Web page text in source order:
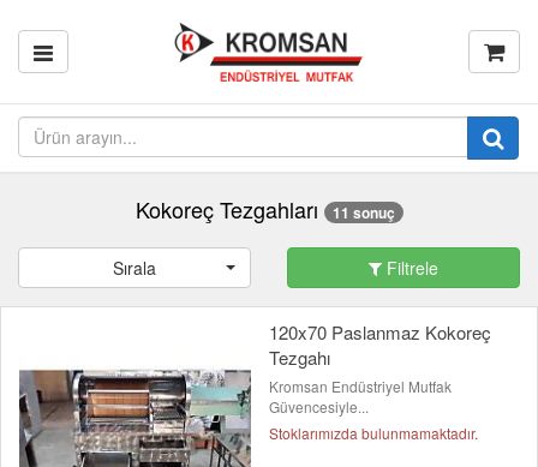
Kokoreç Tezgahları 11 sonuç
Sırala Filtrele
120x70 Paslanmaz Kokoreç
Tezgahı
Kromsan Endüstriyel Mutfak
Güvencesiyle...
Stoklarımızda bulunmamaktadır.